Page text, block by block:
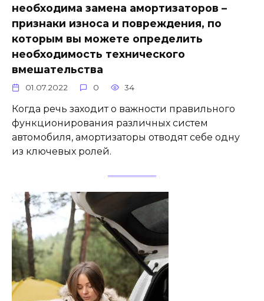
необходима замена амортизаторов –
признаки износа и повреждения, по
которым вы можете определить
необходимость технического
вмешательства
01.07.2022 0 34
Когда речь заходит о важности правильного
функционирования различных систем
автомобиля, амортизаторы отводят себе одну
из ключевых ролей.